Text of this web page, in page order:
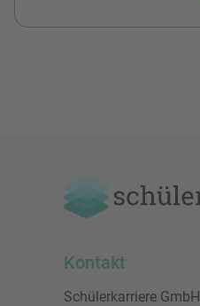
Kontakt
Schülerkarriere GmbH